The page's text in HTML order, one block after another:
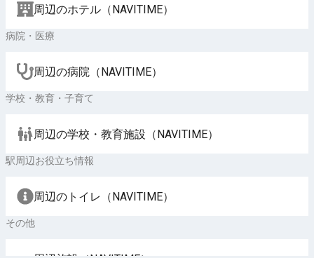
周辺のホテル（NAVITIME）
病院・医療
周辺の病院（NAVITIME）
学校・教育・子育て
周辺の学校・教育施設（NAVITIME）
駅周辺お役立ち情報
周辺のトイレ（NAVITIME）
その他